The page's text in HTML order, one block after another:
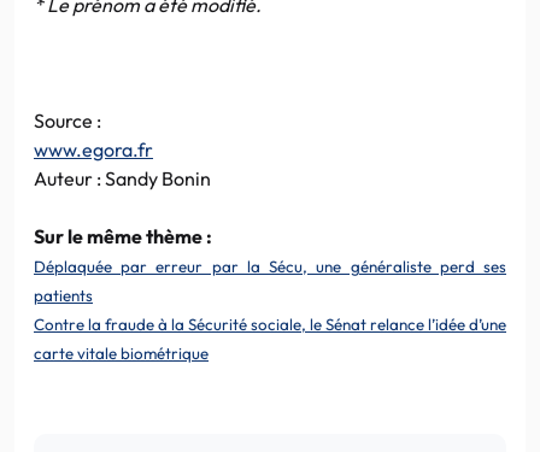
Source :
www.egora.fr
Auteur : Sandy Bonin
Sur le même thème :
Déplaquée par erreur par la Sécu, une généraliste perd ses
patients
Contre la fraude à la Sécurité sociale, le Sénat relance l’idée d’une
carte vitale biométrique